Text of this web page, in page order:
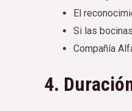
El
Si las
Compañía
4.